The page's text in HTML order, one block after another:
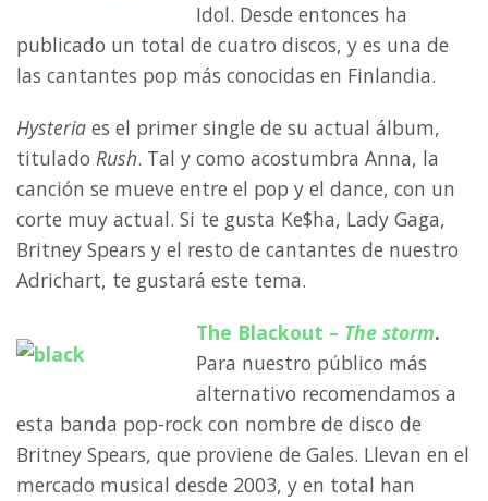
Idol. Desde entonces ha
publicado un total de cuatro discos, y es una de
las cantantes pop más conocidas en Finlandia.
Hysteria es el primer single de su actual álbum,
titulado Rush. Tal y como acostumbra Anna, la
canción se mueve entre el pop y el dance, con un
corte muy actual. Si te gusta Ke$ha, Lady Gaga,
Britney Spears y el resto de cantantes de nuestro
Adrichart, te gustará este tema.
The Blackout – The storm.
Para nuestro público más
alternativo recomendamos a
esta banda pop-rock con nombre de disco de
Britney Spears, que proviene de Gales. Llevan en el
mercado musical desde 2003, y en total han